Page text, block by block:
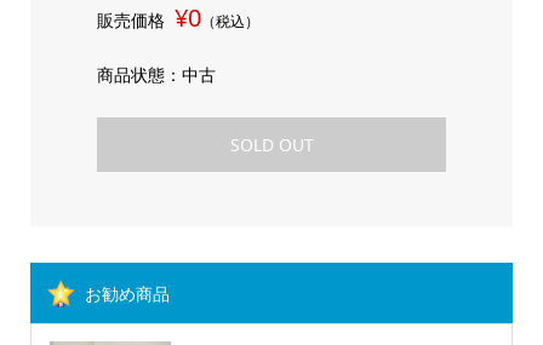
販売価格 ¥0（税込）
商品状態：中古
SOLD OUT
お勧め商品